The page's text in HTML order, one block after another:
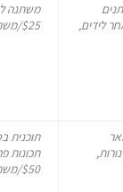
לידים,
משתנה
$25/משתמש/חודש
תוכנית
תכונות
$50/משתמש/חודש